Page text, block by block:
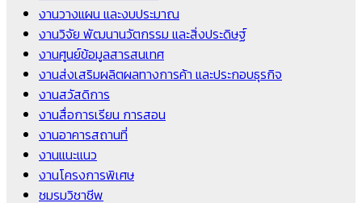
งานวางแผน และงบประมาณ
งานวิจัย พัฒนานวัตกรรม และสิ่งประดิษฐ์
งานศูนย์ข้อมูลสารสนเทศ
งานส่งเสริมผลิตผลทางการค้า และประกอบธุรกิจ
งานสวัสดิการ
งานสื่อการเรียน การสอน
งานอาคารสถานที่
งานแนะแนว
งานโครงการพิเศษ
ชมรมวิชาชีพ